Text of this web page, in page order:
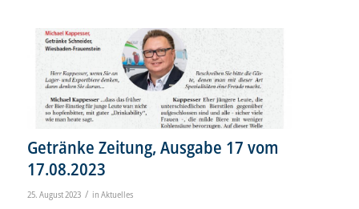
Getränke Zeitung, Ausgabe 17 vom
17.08.2023
25. August 2023 / in Aktuelles